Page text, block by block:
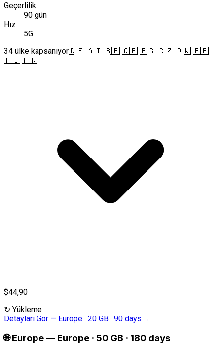
Geçerlilik
90 gün
Hız
5G
34 ülke kapsanıyor🇩🇪 🇦🇹 🇧🇪 🇬🇧 🇧🇬 🇨🇿 🇩🇰 🇪🇪
🇫🇮 🇫🇷
$44,90
↻ Yükleme
Detayları Gör — Europe · 20 GB · 90 days →
🌐 Europe— Europe · 50 GB · 180 days